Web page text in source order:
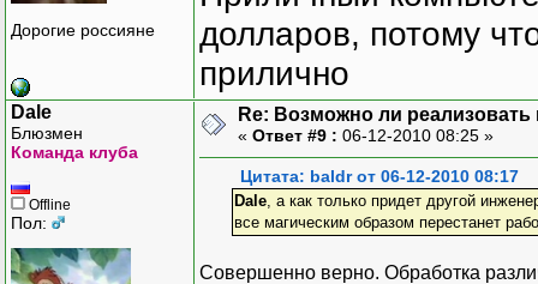
Дорогие россияне
долларов, потому
прилично
Dale
Блюзмен
Команда клуба
Offline
Пол:
Re: Возможно ли
« Ответ #9 : 06-12-2010 08:25 »
Цитата: baldr от 06-12-2010 08:17
Dale, а как только придет другой
все магическим образом перестанет
Совершенно верно. Обработка